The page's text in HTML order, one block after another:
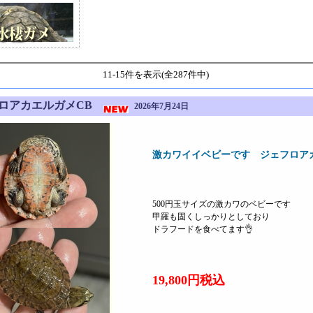
11-15件を表示(全287件中)
アカエルガメCB 2026年7月24日
激カワイイベビーです ジェフロア
500円玉サイズの激カワのベビーです
甲羅も固くしっかりとしており
ドラフードを食べてます👌
19,800円税込